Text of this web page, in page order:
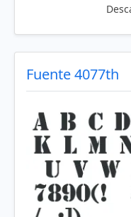
Fuente 4077th